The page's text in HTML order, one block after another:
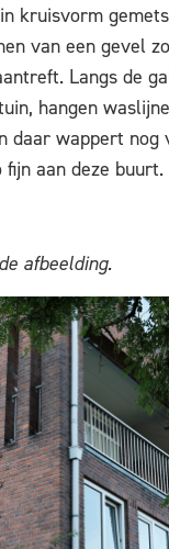
kruisvorm
van een gevel
Langs de
hangen
daar wappert nog
fijn aan deze
afbeelding.